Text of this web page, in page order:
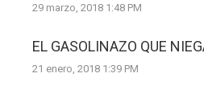
29 marzo, 2018 1:48 PM
EL GASOLINAZO QUE
21 enero, 2018 1:39 PM